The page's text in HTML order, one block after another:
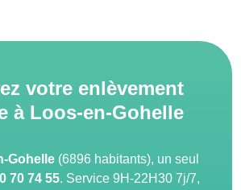
votre enlèvement
à Loos-en-Gohelle
Gohelle(6896 habitants), un seul
70 74 55. Service 9H-22H30 7j/7,